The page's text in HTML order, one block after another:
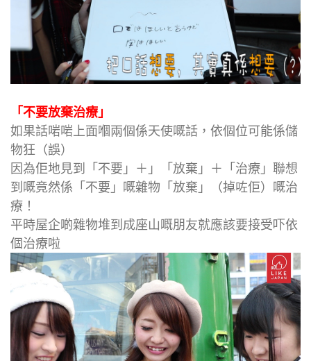
「不要放棄治療」
如果話啱啱上面嗰兩個係天使嘅話，依個位可能係儲
物狂（誤）
因為佢地見到「不要」＋」「放棄」＋「治療」聯想
到嘅竟然係「不要」嘅雜物「放棄」（掉咗佢）嘅治
療！
平時屋企啲雜物堆到成座山嘅朋友就應該要接受吓依
個治療啦